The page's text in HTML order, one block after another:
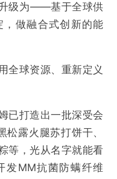
级为——基于全球供
做融合式创新的能
全球资源、重新定义
已打造出一批深受会
露火腿苏打饼干、
等，光从名字就能看
发MM抗菌防螨纤维